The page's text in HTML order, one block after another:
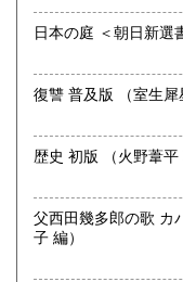
ご蔵書の整理をお考
ださい。
運営費の安い地方だ
営業中に店舗にお持
50冊を超える場合は
大切にされている初
いたしております。
また、委託販売も可能
ご希望の販売価格と
復讐 普及版 （
歴史 初版 （火野葦
父西田幾多郎の歌 カバー欠 裸本 （
子 編）